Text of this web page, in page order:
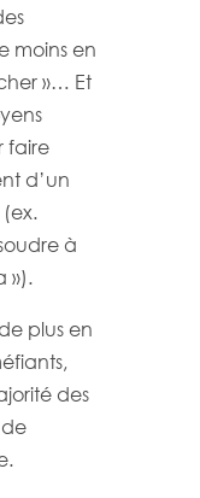
moins en
»… Et
faire
d’un
à
»).
plus en
des